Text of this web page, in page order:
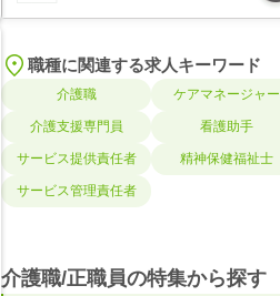
職種に関連する求人キーワード
介護職 ケアマネージャー
介護支援専門員 看護助手
サービス提供責任者 精神保健福祉士
サービス管理責任者
介護職/正職員の特集から探す